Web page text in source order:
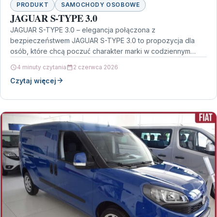
PRODUKT SAMOCHODY OSOBOWE
JAGUAR S-TYPE 3.0
JAGUAR S-TYPE 3.0 – elegancja połączona z
bezpieczeństwem JAGUAR S-TYPE 3.0 to propozycja dla
osób, które chcą poczuć charakter marki w codziennym
4 minuty czytania 2 czerwca 2026
Czytaj więcej